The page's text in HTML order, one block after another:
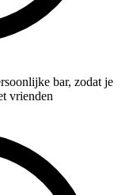
bar, zodat je
vrienden